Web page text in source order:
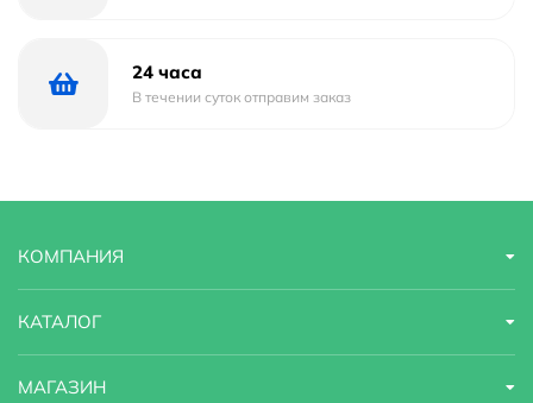
24 часа
В течении суток отправим заказ
КОМПАНИЯ
КАТАЛОГ
МАГАЗИН